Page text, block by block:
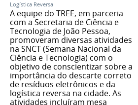
Logística Reversa
A equipe do TREE, em parceria
com a Secretaria de Ciência e
Tecnologia de João Pessoa,
promoveram diversas atividades
na SNCT (Semana Nacional da
Ciência e Tecnologia) com o
objetivo de conscientizar sobre a
importância do descarte correto
de resíduos eletrônicos e da
logística reversa na cidade. As
atividades incluíram mesa